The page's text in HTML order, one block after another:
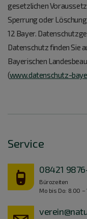
gesetzlichen
Sperrung oder
12 Bayer.
Datenschutz finden Sie
Bayerischen
(www.datenschutz-
Service
08421
Bürozeiten
Mo bis Do: 8.00 –